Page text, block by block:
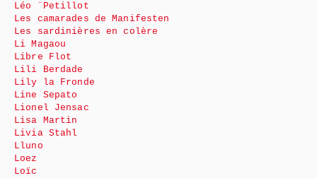
Léo ¨Petillot
Les camarades de Manifesten
Les sardinières en colère
Li Magaou
Libre Flot
Lili Berdade
Lily la Fronde
Line Sepato
Lionel Jensac
Lisa Martin
Livia Stahl
Lluno
Loez
Loïc